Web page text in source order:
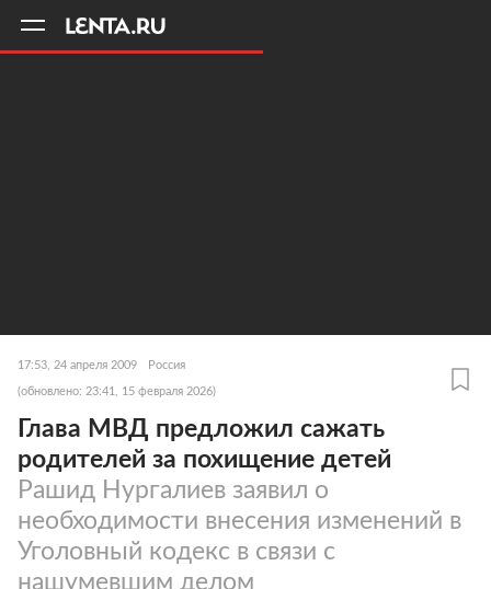
17:53, 24 апреля 2009 Россия
(обновлено: 23:41, 15 февраля 2026)
Глава МВД предложил сажать
родителей за похищение детей
Рашид Нургалиев заявил о
необходимости внесения изменений в
Уголовный кодекс в связи с
нашумевшим делом